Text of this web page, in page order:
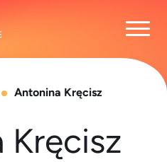
Antonina Kręcisz